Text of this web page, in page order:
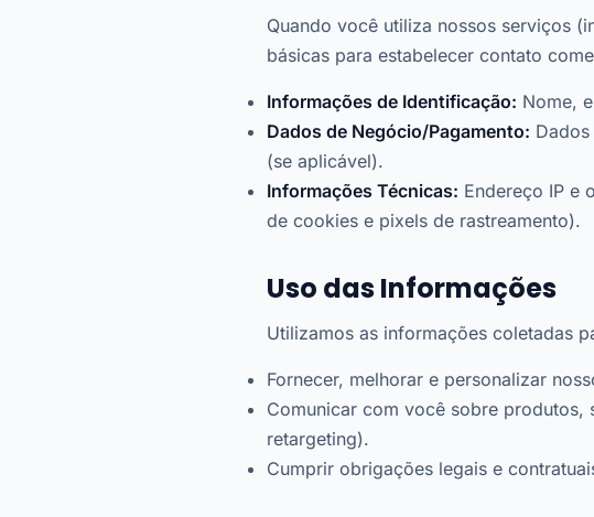
Quando você utiliza nossos serviços
básicas para estabelecer contato
Informações de Identificação: Nome,
Dados de Negócio/Pagamento:
(se aplicável).
Informações Técnicas: Endereço IP e
de cookies e pixels de rastreamento).
Uso das Informações
Utilizamos as informações coletadas
Fornecer, melhorar e personalizar
Comunicar com você sobre produtos,
retargeting).
Cumprir obrigações legais e